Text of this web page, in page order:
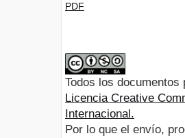
PDF
Todos los
Licencia Creative
Internacional.
Por lo que el envío,